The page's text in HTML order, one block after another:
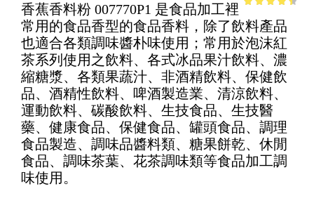
of 5
香蕉香料粉 007770P1 是食品加工裡
常用的食品香型的食品香料，除了飲料產品
也適合各類調味醬朴味使用；常用於泡沫紅
茶系列使用之飲料、各式冰品果汁飲料、濃
縮糖漿、各類果蔬汁、非酒精飲料、保健飲
品、酒精性飲料、啤酒製造業、清涼飲料、
運動飲料、碳酸飲料、生技食品、生技醫
藥、健康食品、保健食品、罐頭食品、調理
食品製造、調味品醬料類、糖果餅乾、休閒
食品、調味茶葉、花茶調味類等食品加工調
味使用。